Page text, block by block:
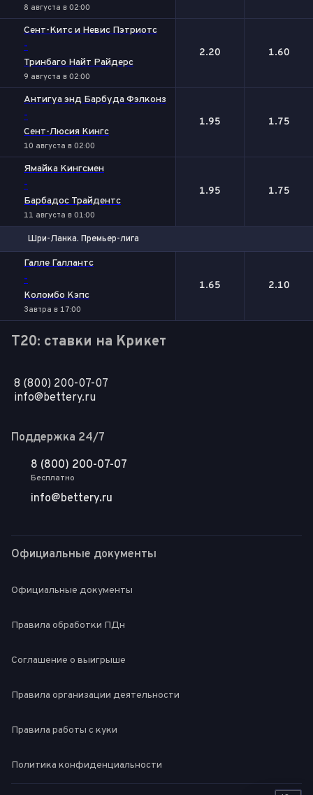
8 августа в 02:00
Сент-Китс и Невис Пэтриотс
-
Тринбаго Найт Райдерс
9 августа в 02:00
2.20 1.60
Антигуа энд Барбуда Фэлконз
-
Сент-Люсия Кингс
10 августа в 02:00
1.95 1.75
Ямайка Кингсмен
-
Барбадос Трайдентс
11 августа в 01:00
1.95 1.75
Шри-Ланка. Премьер-лига
Галле Галлантс
-
Коломбо Кэпс
Завтра в 17:00
1.65 2.10
T20: ставки на Крикет
8 (800) 200-07-07
info@bettery.ru
Поддержка 24/7
8 (800) 200-07-07
Бесплатно
info@bettery.ru
Официальные документы
Официальные документы
Правила обработки ПДн
Соглашение о выигрыше
Правила организации деятельности
Правила работы с куки
Политика конфиденциальности